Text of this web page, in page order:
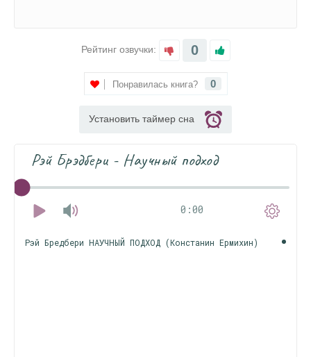
Рейтинг озвучки: 0
Понравилась книга? 0
Установить таймер сна
Рэй Брэдбери - Научный подход
0:00
Рэй Бредбери НАУЧНЫЙ ПОДХОД (Констанин Ермихин)